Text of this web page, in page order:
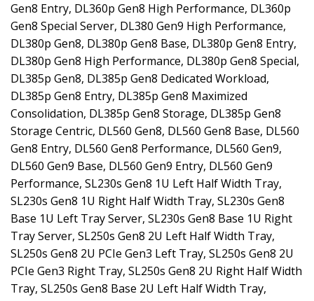
Gen8 Entry, DL360p Gen8 High Performance, DL360p
Gen8 Special Server, DL380 Gen9 High Performance,
DL380p Gen8, DL380p Gen8 Base, DL380p Gen8 Entry,
DL380p Gen8 High Performance, DL380p Gen8 Special,
DL385p Gen8, DL385p Gen8 Dedicated Workload,
DL385p Gen8 Entry, DL385p Gen8 Maximized
Consolidation, DL385p Gen8 Storage, DL385p Gen8
Storage Centric, DL560 Gen8, DL560 Gen8 Base, DL560
Gen8 Entry, DL560 Gen8 Performance, DL560 Gen9,
DL560 Gen9 Base, DL560 Gen9 Entry, DL560 Gen9
Performance, SL230s Gen8 1U Left Half Width Tray,
SL230s Gen8 1U Right Half Width Tray, SL230s Gen8
Base 1U Left Tray Server, SL230s Gen8 Base 1U Right
Tray Server, SL250s Gen8 2U Left Half Width Tray,
SL250s Gen8 2U PCIe Gen3 Left Tray, SL250s Gen8 2U
PCIe Gen3 Right Tray, SL250s Gen8 2U Right Half Width
Tray, SL250s Gen8 Base 2U Left Half Width Tray,